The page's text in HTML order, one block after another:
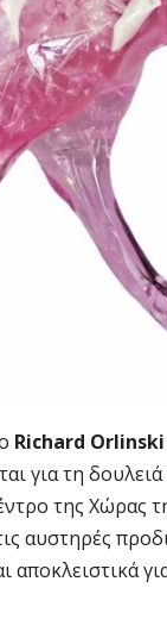
Richard Orlinski
για τη
της
αυστηρές
αποκλειστικά